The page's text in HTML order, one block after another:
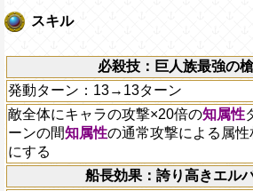
スキル
必殺技：巨人族最強の
発動ターン：13→13ターン
敵全体にキャラの攻撃×20倍の知属性
ーンの間知属性の通常攻撃による属
にする
船長効果：誇り高きエル